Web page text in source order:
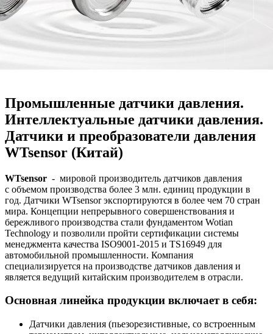
Промышленные датчики давления.
Интеллектуальные датчики давления.
Датчики и преобразователи давления
WTsensor (Китай)
WTsensor - мировой производитель датчиков давления
с объемом производства более 3 млн. единиц продукции в
год. Датчики WTsensor экспортируются в более чем 70 стран
мира. Концепции непрерывного совершенствования и
бережливого производства стали фундаментом Wotian
Technology и позволили пройти сертификации системы
менеджмента качества ISO9001-2015 и TS16949 для
автомобильной промышленности. Компания
специализируется на производстве датчиков давления и
является ведущий китайским производителем в отрасли.
Основная линейка продукции включает в себя:
Датчики давления (пьезорезистивные, со встроенным